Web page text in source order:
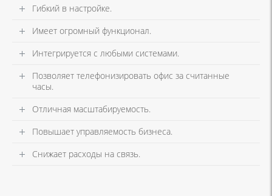
Гибкий в настройке.
Имеет огромный функционал.
Интегрируется с любыми системами.
Позволяет телефонизировать офис за считанные
часы.
Отличная масштабируемость.
Повышает управляемость бизнеса.
Снижает расходы на связь.